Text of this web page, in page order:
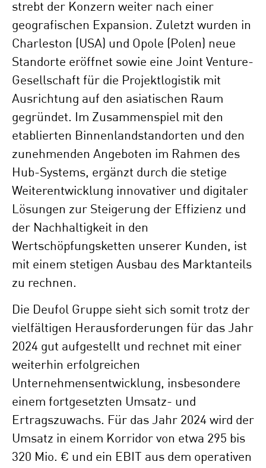
strebt der Konzern weiter nach einer
geografischen Expansion. Zuletzt wurden in
Charleston (USA) und Opole (Polen) neue
Standorte eröffnet sowie eine Joint Venture-
Gesellschaft für die Projektlogistik mit
Ausrichtung auf den asiatischen Raum
gegründet. Im Zusammenspiel mit den
etablierten Binnenlandstandorten und den
zunehmenden Angeboten im Rahmen des
Hub-Systems, ergänzt durch die stetige
Weiterentwicklung innovativer und digitaler
Lösungen zur Steigerung der Effizienz und
der Nachhaltigkeit in den
Wertschöpfungsketten unserer Kunden, ist
mit einem stetigen Ausbau des Marktanteils
zu rechnen.
Die Deufol Gruppe sieht sich somit trotz der
vielfältigen Herausforderungen für das Jahr
2024 gut aufgestellt und rechnet mit einer
weiterhin erfolgreichen
Unternehmensentwicklung, insbesondere
einem fortgesetzten Umsatz- und
Ertragszuwachs. Für das Jahr 2024 wird der
Umsatz in einem Korridor von etwa 295 bis
320 Mio. € und ein EBIT aus dem operativen